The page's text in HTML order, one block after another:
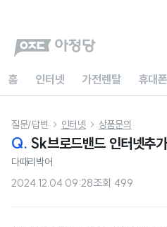
홈 인터넷 가전렌탈 휴대폰
질문/답변  인터넷  상품문의
Q. Sk브로드밴드 인터넷추가
다때리박어
2024.12.04 09:28조회 499